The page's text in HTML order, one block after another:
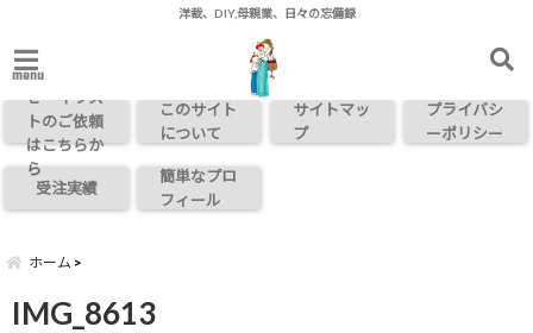
洋裁、DIY,母親業、日々の忘備録
menuお問い合わ
せ・イラス
トのご依頼
はこちらか
ら
このサイト
について
サイトマッ
プ
プライバシ
ーポリシー
受注実績
簡単なプロ
フィール
ホーム
IMG_8613